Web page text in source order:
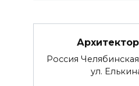
Россия
ул.